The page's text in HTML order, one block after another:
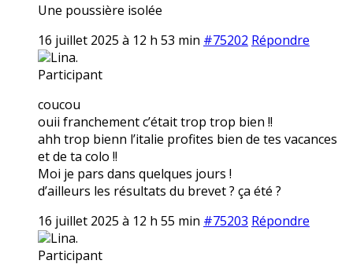
Une poussière isolée
16 juillet 2025 à 12 h 53 min #75202 Répondre
Lina.
Participant
coucou
ouii franchement c’était trop trop bien !!
ahh trop bienn l’italie profites bien de tes vacances
et de ta colo !!
Moi je pars dans quelques jours !
d’ailleurs les résultats du brevet ? ça été ?
16 juillet 2025 à 12 h 55 min #75203 Répondre
Lina.
Participant